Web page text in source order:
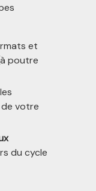
et
poutre
votre
du cycle